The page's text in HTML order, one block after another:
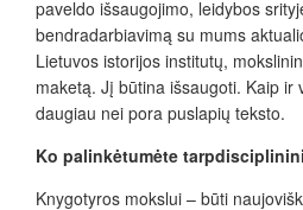
paveldo išsaugojimo, leidybos
bendradarbiavimą su mums
Lietuvos istorijos institutų,
maketą. Jį būtina išsaugoti. Kaip
daugiau nei pora puslapių teksto.
Ko palinkėtumėte
Knygotyros mokslui – būti